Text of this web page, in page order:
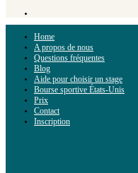
Home
A propos de nous
Questions fréquentes
Blog
Aide pour choisir un stage
Bourse sportive États-Unis
Prix
Contact
Inscription